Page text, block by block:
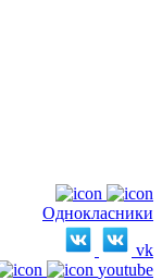
Однокласники
vk
youtube